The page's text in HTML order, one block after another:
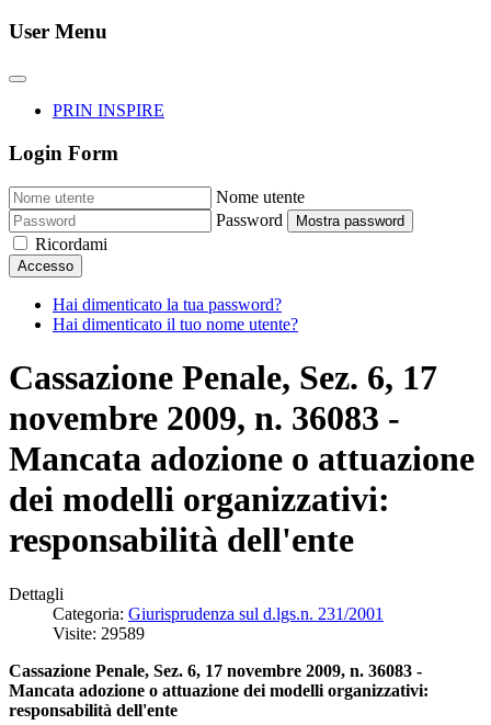
User Menu
PRIN INSPIRE
Login Form
Nome utente
Password
Mostra password
Ricordami
Accesso
Hai dimenticato la tua password?
Hai dimenticato il tuo nome utente?
Cassazione Penale, Sez. 6, 17
novembre 2009, n. 36083 -
Mancata adozione o attuazione
dei modelli organizzativi:
responsabilità dell'ente
Dettagli
Categoria: Giurisprudenza sul d.lgs.n. 231/2001
Visite: 29589
Cassazione Penale, Sez. 6, 17 novembre 2009, n. 36083 -
Mancata adozione o attuazione dei modelli organizzativi:
responsabilità dell'ente